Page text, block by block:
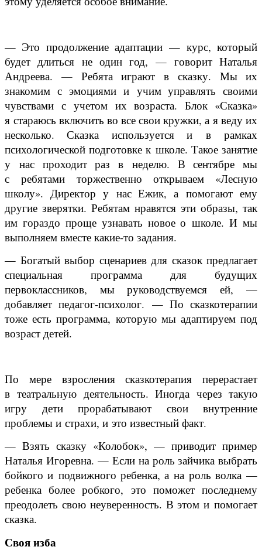
— Это продолжение адаптации — курс, который
будет длиться не один год, — говорит Наталья
Андреева. — Ребята играют в сказку. Мы их
знакомим с эмоциями и учим управлять своими
чувствами с учетом их возраста. Блок «Сказка»
я стараюсь включить во все свои кружки, а я веду их
несколько. Сказка используется и в рамках
психологической подготовке к школе. Такое занятие
у нас проходит раз в неделю. В сентябре мы
с ребятами торжественно открываем «Лесную
школу». Директор у нас Ежик, а помогают ему
другие зверятки. Ребятам нравятся эти образы, так
им гораздо проще узнавать новое о школе. И мы
выполняем вместе какие-то задания.
— Богатый выбор сценариев для сказок предлагает
специальная программа для будущих
первоклассников, мы руководствуемся ей, —
добавляет педагог-психолог. — По сказкотерапии
тоже есть программа, которую мы адаптируем под
возраст детей.
По мере взросления сказкотерапия перерастает
в театральную деятельность. Иногда через такую
игру дети прорабатывают свои внутренние
проблемы и страхи, и это известный факт.
— Взять сказку «Колобок», — приводит пример
Наталья Игоревна. — Если на роль зайчика выбрать
бойкого и подвижного ребенка, а на роль волка —
ребенка более робкого, это поможет последнему
преодолеть свою неуверенность. В этом и помогает
сказка.
Своя изба